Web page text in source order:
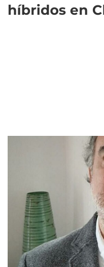
híbridos en